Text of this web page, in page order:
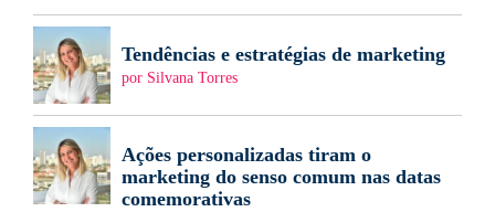
Tendências e estratégias de marketing
por Silvana Torres
Ações personalizadas tiram o
marketing do senso comum nas datas
comemorativas